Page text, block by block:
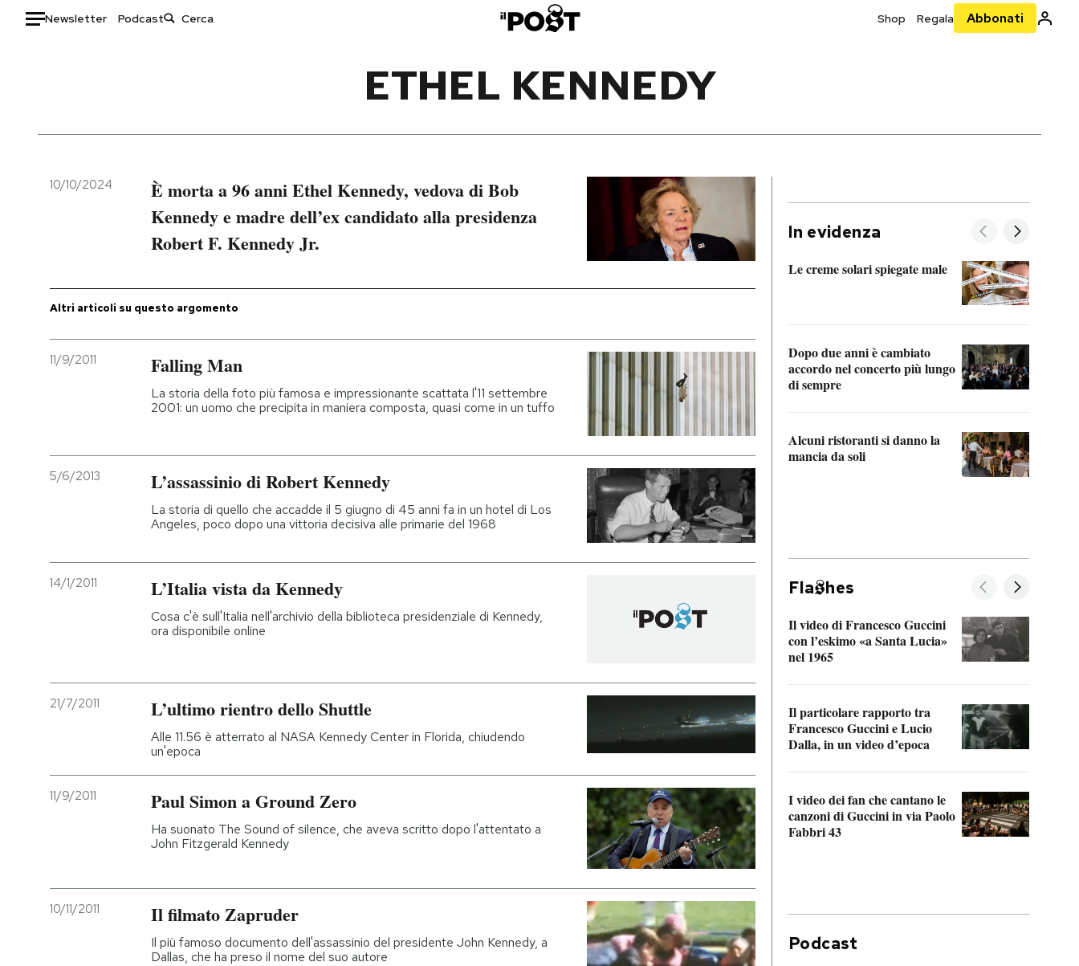
Newsletter Podcast Shop Regala Abbonati
Italia
Politica
Moda
Ok Boomer!
Media
ETHEL KENNEDY
10/10/2024
È morta a 96 anni Ethel Kennedy, vedova di Bob
Kennedy e madre dell’ex candidato alla presidenza
Robert F. Kennedy Jr.
Altri articoli su questo argomento
11/9/2011 Falling Man
La storia della foto più famosa e impressionante scattata l'11 settembre
2001: un uomo che precipita in maniera composta, quasi come in un tuffo
5/6/2013 L’assassinio di Robert Kennedy
La storia di quello che accadde il 5 giugno di 45 anni fa in un hotel di Los
Angeles, poco dopo una vittoria decisiva alle primarie del 1968
14/1/2011 L’Italia vista da Kennedy
Cosa c'è sull'Italia nell'archivio della biblioteca presidenziale di Kennedy,
ora disponibile online
21/7/2011 L’ultimo rientro dello Shuttle
Alle 11.56 è atterrato al NASA Kennedy Center in Florida, chiudendo
un'epoca
11/9/2011 Paul Simon a Ground Zero
Ha suonato The Sound of silence, che aveva scritto dopo l'attentato a
John Fitzgerald Kennedy
10/11/2011 Il filmato Zapruder
Il più famoso documento dell'assassinio del presidente John Kennedy, a
Dallas, che ha preso il nome del suo autore
In evidenza
Le creme solari spiegate male
Dopo due anni è cambiato
accordo nel concerto più lungo
di sempre
Alcuni ristoranti si danno la
mancia da soli
Fla hes
Il video di Francesco Guccini
con l’eskimo «a Santa Lucia»
nel 1965
Il particolare rapporto tra
Francesco Guccini e Lucio
Dalla, in un video d’epoca
I video dei fan che cantano le
canzoni di Guccini in via Paolo
Fabbri 43
Podcast